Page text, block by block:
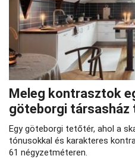
Meleg kontrasztok
göteborgi társasház
Egy göteborgi tetőtér, ahol a
tónusokkal és karakteres
61 négyzetméteren.